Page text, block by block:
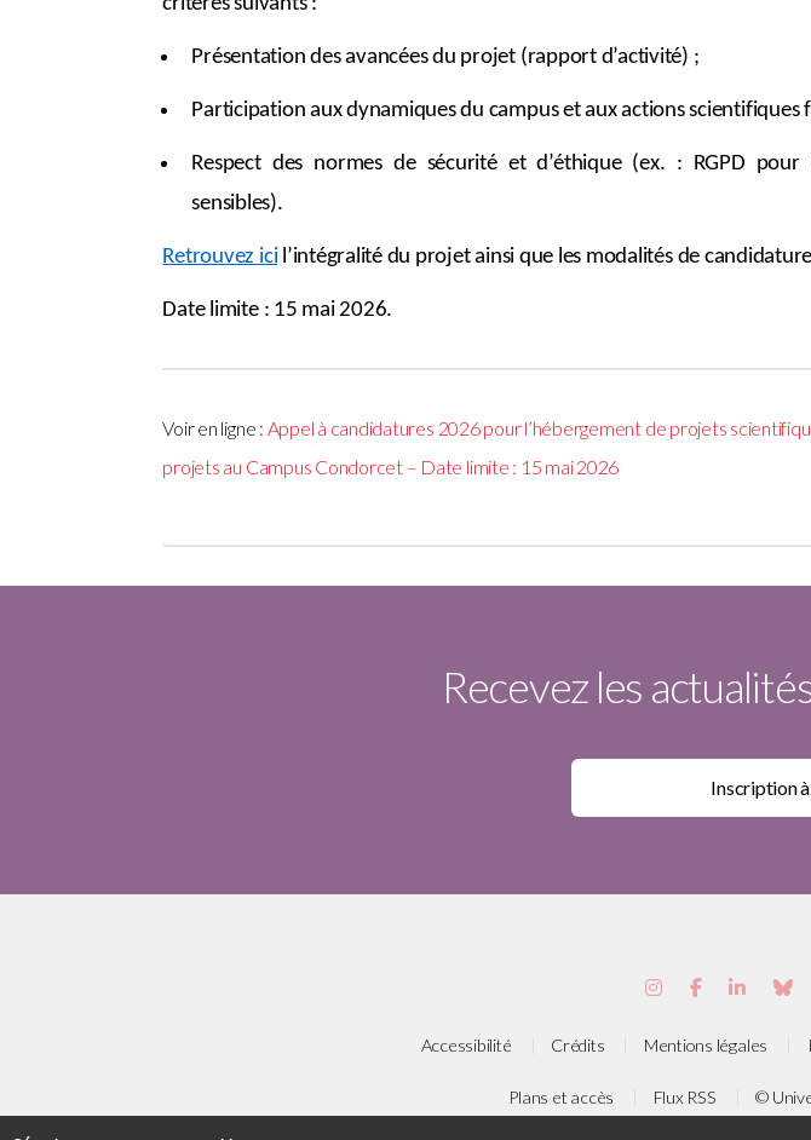
Présentation des avancées du projet (rapport d’activité) ;
Participation aux dynamiques du campus et aux actions scientifiques
Respect des normes de sécurité et d’éthique (ex. : RGPD pour
sensibles).
Retrouvez icil’intégralité du projet ainsi que les modalités de
Date limite : 15 mai 2026.
Voir en ligne : Appel à candidatures 2026 pour l’hébergement de projets
projets au Campus Condorcet – Date limite : 15 mai 2026
Recevez les
Accessibilité Crédits Mentions légales
Plans et accès Flux RSS ©